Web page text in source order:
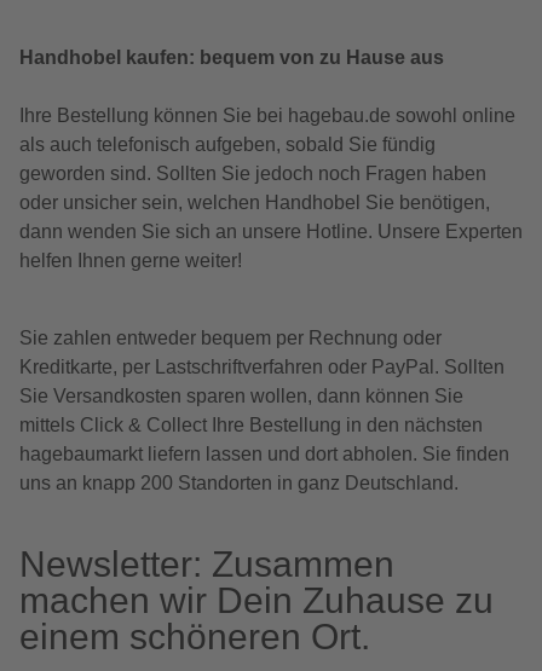
Handhobel kaufen: bequem von zu Hause aus
Ihre Bestellung können Sie bei hagebau.de sowohl online
als auch telefonisch aufgeben, sobald Sie fündig
geworden sind. Sollten Sie jedoch noch Fragen haben
oder unsicher sein, welchen Handhobel Sie benötigen,
dann wenden Sie sich an unsere Hotline. Unsere Experten
helfen Ihnen gerne weiter!
Sie zahlen entweder bequem per Rechnung oder
Kreditkarte, per Lastschriftverfahren oder PayPal. Sollten
Sie Versandkosten sparen wollen, dann können Sie
mittels Click & Collect Ihre Bestellung in den nächsten
hagebaumarkt liefern lassen und dort abholen. Sie finden
uns an knapp 200 Standorten in ganz Deutschland.
Newsletter: Zusammen
machen wir Dein Zuhause zu
einem schöneren Ort.